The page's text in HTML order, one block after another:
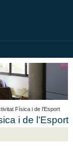
Física i de l’Esport
i de l’Esport